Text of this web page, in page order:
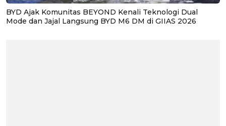
BYD Ajak Komunitas BEYOND Kenali Teknologi Dual
Mode dan Jajal Langsung BYD M6 DM di GIIAS 2026